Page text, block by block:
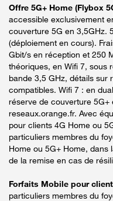
Offre 5G+ Home (Flybox
accessible exclusivement
couverture 5G en 3,5GHz.
(déploiement en cours).
Gbit/s en réception et 250
théoriques, en Wifi 7, sous
bande 3,5 GHz, détails sur
compatibles. Wifi 7 : en
réserve de couverture 5G+
reseaux.orange.fr. Avec
pour clients 4G Home ou
particuliers membres du
Home ou 5G+ Home, dans
de la remise en cas de
Forfaits Mobile pour
particuliers membres du